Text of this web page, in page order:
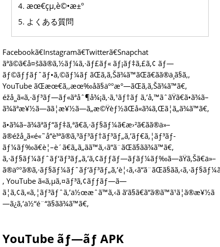
æœ€çµ‚è©•æ±º
よくある質問
Facebookã€Instagramã€Twitterã€Snapchat
ãªã©ã€å¤šãã®ã‚½ãƒ¼ã‚·ãƒ£ãƒ« ãƒ¡ãƒ‡ã‚£ã‚¢ ãƒ—
ãƒ©ãƒƒãƒˆãƒ•ã‚©ãƒ¼ãƒ ãŒã‚ã‚Šã¾ã™ãŒã€ãã®ä¸­ã§ã‚‚
YouTube ãŒæœ€ã‚‚æœ‰åã§äººæ°—ãŒã‚ã‚Šã¾ã™ã€‚
éžå¸¸ã«ã‚·ãƒ³ãƒ—ãƒ«ãªåˆ¶å¾¡ã‚·ã‚¹ãƒ†ãƒ ã‚’å‚™ãˆãŸã€ã•ã¾ã–
ã¾ãªæ¥½ã—ãã¦æ¥½ã—ã„æ©Ÿèƒ½ãŒå«ã¾ã‚Œã¦ã„ã¾ã™ã€‚
ã•ã¾ã–ã¾ãªãƒ“ãƒ‡ã‚ªã€ã‚·ãƒ§ãƒ¼ã€æ›²ã€ãã®ä»–
ã®éžå¸¸ã«é«˜å“è³ªã®ã‚³ãƒ³ãƒ†ãƒ³ãƒ„ã‚’ãƒ€ã‚¦ãƒ³ãƒ­
ãƒ¼ãƒ‰ã€è¦–è´ã€ã„ã„ã­ã™ã‚‹ã“ã¨ãŒã§ãã¾ã™ã€‚
ã‚·ãƒ§ãƒ¼ãƒˆãƒ‘ãƒ³ãƒ„ã‚’ã‚¢ãƒƒãƒ—ãƒ­ãƒ¼ãƒ‰ã—ãŸã‚Šã€ä»–
‚ YouTube ã«ã‚µã‚¤ãƒ³ã‚¢ãƒƒãƒ—ã—
ã¦ã‚¢ã‚«ã‚¦ãƒ³ãƒˆã‚’ä½œæˆã™ã‚‹ã ã‘ã§ã€ã“ã®ã™ã¹ã¦ã®æ¥½ã
—ã¿ã‚’ä½“é¨“ã§ãã¾ã™ã€‚
YouTube ãƒ—ãƒ­ APK